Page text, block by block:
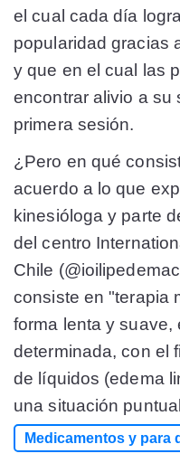
el cual cada día
popularidad gracias
y que en el cual las
encontrar alivio a su
primera sesión.
¿Pero en qué
acuerdo a lo que
kinesióloga y parte
del centro
Chile
consiste en "terapia
forma lenta y suave,
determinada, con el
de líquidos (edema
una situación
Medicamentos y para